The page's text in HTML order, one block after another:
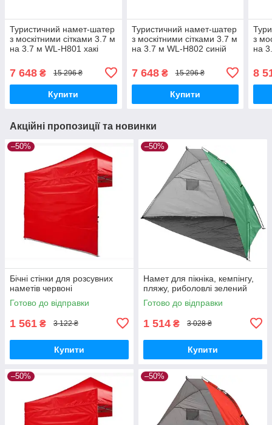
Туристичний намет-шатер
з москітними сітками 3.7 м
на 3.7 м WL-H801 хакі
7 648 ₴ 15 296 ₴
Купити
Туристичний намет-шатер
з москітними сітками 3.7 м
на 3.7 м WL-H802 синій
7 648₴ 15 296 ₴
Купити
з
на
8
Акційні пропозиції та новинки
–50%
Бічні стінки для розсувних
наметів червоні
Готово до відправки
1 561 ₴ 3 122 ₴
Купити
–50%
Намет для пікніка, кемпінгу,
пляжу, риболовлі зелений
Готово до відправки
1 514 ₴ 3 028 ₴
Купити
–50% –50%